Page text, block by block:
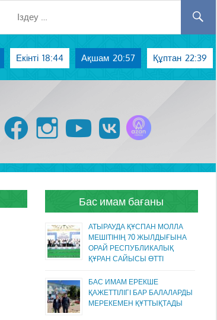
Екінті 18:44 Ақшам 20:57 Құптан 22:39
whatsapp facebook instagram youtubevk
Бас имам бағаны
АТЫРАУДА ҚҰСПАН МОЛЛА
МЕШІТІНІҢ 70 ЖЫЛДЫҒЫНА
ОРАЙ РЕСПУБЛИКАЛЫҚ
ҚҰРАН САЙЫСЫ ӨТТІ
БАС ИМАМ ЕРЕКШЕ
ҚАЖЕТТІЛІГІ БАР БАЛАЛАРДЫ
МЕРЕКЕМЕН ҚҰТТЫҚТАДЫ